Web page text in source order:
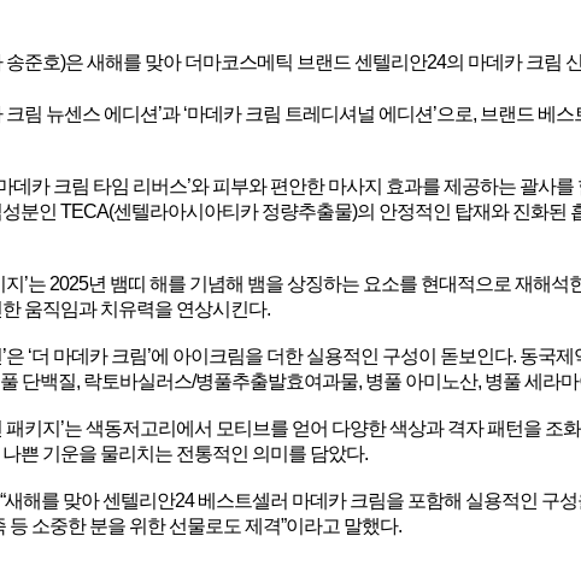
송준호)은 새해를 맞아 더마코스메틱 브랜드 센텔리안24의 마데카 크림
림 뉴센스 에디션’과 ‘마데카 크림 트레디셔널 에디션’으로, 브랜드
데카 크림 타임 리버스’와 피부와 편안한 마사지 효과를 제공하는 괄사
분인 TECA(센텔라아시아티카 정량추출물)의 안정적인 탑재와 진화된
지’는 2025년 뱀띠 해를 기념해 뱀을 상징하는 요소를 현대적으로 재해
움직임과 치유력을 연상시킨다.
은 ‘더 마데카 크림’에 아이크림을 더한 실용적인 구성이 돋보인다. 동
단백질, 락토바실러스/병풀추출발효여과물, 병풀 아미노산, 병풀 세라
패키지’는 색동저고리에서 모티브를 얻어 다양한 색상과 격자 패턴을
쁜 기운을 물리치는 전통적인 의미를 담았다.
해를 맞아 센텔리안24 베스트셀러 마데카 크림을 포함해 실용적인 구
등 소중한 분을 위한 선물로도 제격”이라고 말했다.